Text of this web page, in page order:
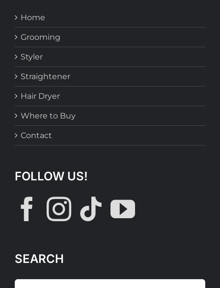
Home
Grooming
Styler
Straightener
Hair Dryer
Where to Buy
Contact
FOLLOW US!
SEARCH
Search